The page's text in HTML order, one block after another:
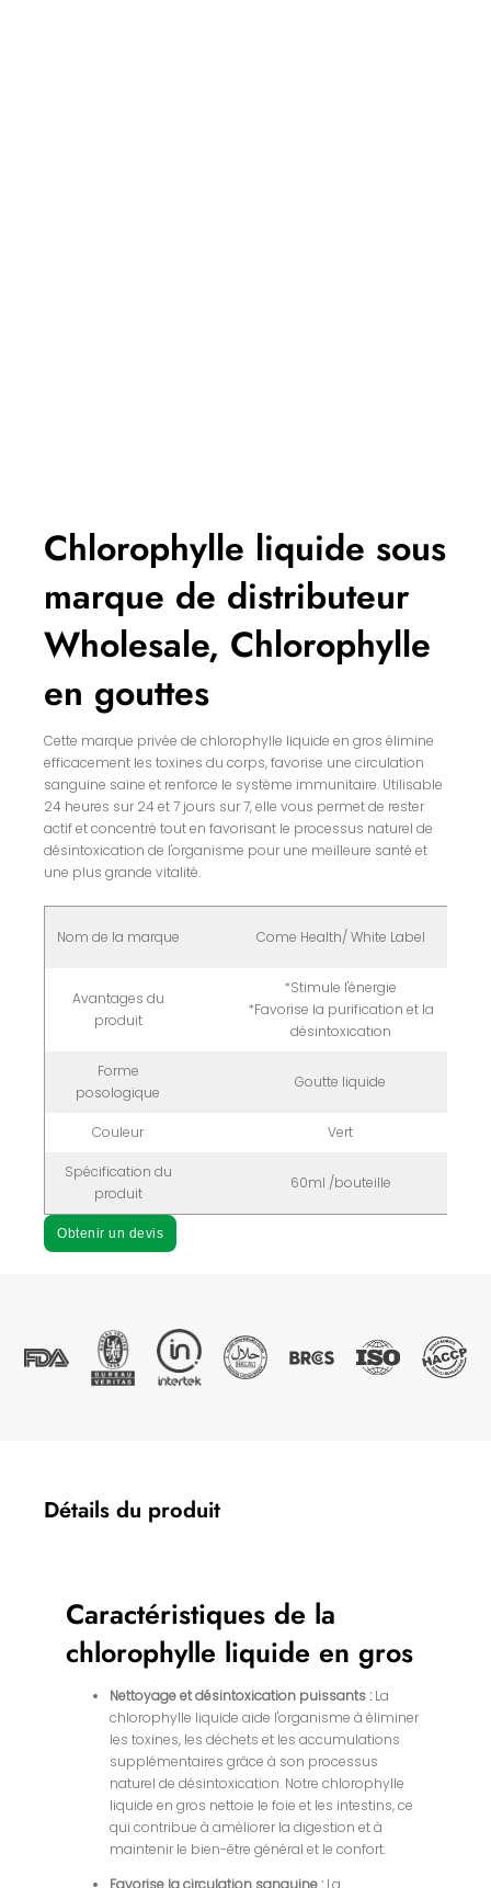
Chlorophylle liquide sous
marque de distributeur
Wholesale, Chlorophylle
en gouttes
Cette marque privée de chlorophylle liquide en gros élimine
efficacement les toxines du corps, favorise une circulation
sanguine saine et renforce le système immunitaire. Utilisable
24 heures sur 24 et 7 jours sur 7, elle vous permet de rester
actif et concentré tout en favorisant le processus naturel de
désintoxication de l'organisme pour une meilleure santé et
une plus grande vitalité.
Nom de la marque Come Health/ White Label
Avantages du
produit
*Stimule l'énergie
*Favorise la purification et la
désintoxication
Forme
posologique
Goutte liquide
Couleur Vert
Spécification du
produit
60ml /bouteille
Obtenir un devis
Détails du produit
Caractéristiques de la
chlorophylle liquide en gros
Nettoyage et désintoxication puissants : La
chlorophylle liquide aide l'organisme à éliminer
les toxines, les déchets et les accumulations
supplémentaires grâce à son processus
naturel de désintoxication. Notre chlorophylle
liquide en gros nettoie le foie et les intestins, ce
qui contribue à améliorer la digestion et à
maintenir le bien-être général et le confort.